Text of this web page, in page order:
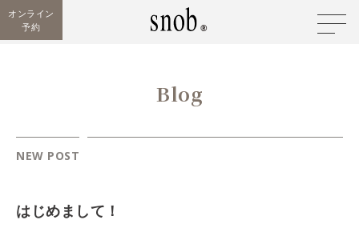
オンライン
予約
Blog
NEW POST
はじめまして！